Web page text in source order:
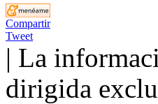
Compartir
Tweet
| La
dirigida